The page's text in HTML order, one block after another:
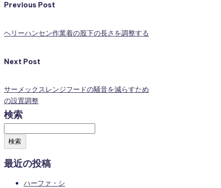
Previous Post
ヘリーハンセン作業着の股下の長さを調整する
Next Post
サーメックスレンジフードの騒音を減らすため
の設置調整
検索
検索
最近の投稿
ハーファ・シ